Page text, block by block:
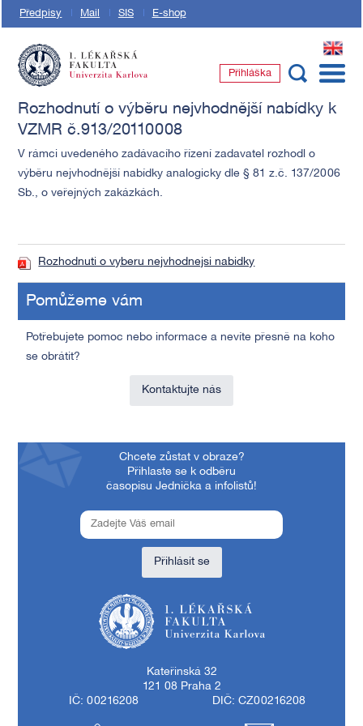
Předpisy Mail SIS E-shop
EN
Přihláška
Rozhodnutí o výběru nejvhodnější nabídky k
VZMR č.913/20110008
V rámci uvedeného zadávacího řízení zadavatel rozhodl o
výběru nejvhodnější nabídky analogicky dle § 81 z.č. 137/2006
Sb., o veřejných zakázkách.
Rozhodnuti o vyberu nejvhodnejsi nabidky
Pomůžeme vám
Potřebujete pomoc nebo informace a nevíte přesně na koho
se obrátit?
Kontaktujte nás
Chcete zůstat v obraze?
Přihlaste se k odběru
časopisu Jednička a infolistů!
Přihlásit se
Kateřinská 32
121 08 Praha 2
IČ: 00216208
DIČ: CZ00216208